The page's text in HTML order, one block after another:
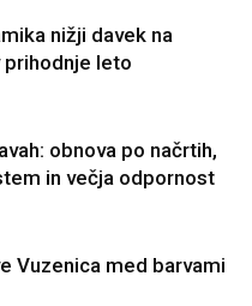
nižji davek na
prihodnje leto
obnova po načrtih,
in večja odpornost
Vuzenica med barvami